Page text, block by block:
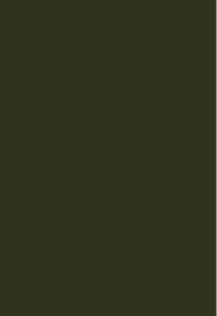
ও হয়রানির অভিযোগ